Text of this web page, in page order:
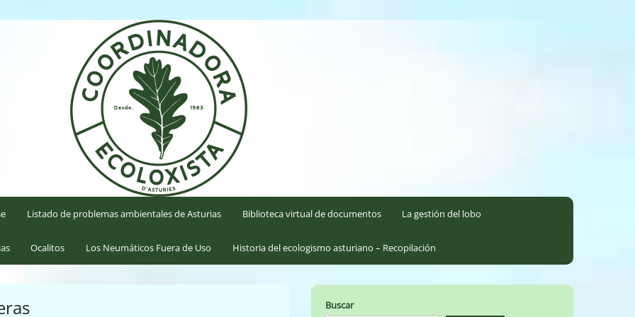
Listado de problemas ambientales de Asturias Biblioteca virtual de documentos La gestión del lobo
Ocalitos Los Neumáticos Fuera de Uso Historia del ecologismo asturiano – Recopilación
Buscar